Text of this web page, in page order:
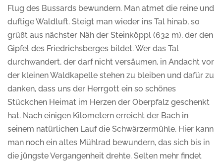
Flug des Bussards bewundern. Man atmet die reine und
duftige Waldluft. Steigt man wieder ins Tal hinab, so
grüßt aus nächster Näh der Steinköppl (632 m), der den
Gipfel des Friedrichsberges bildet. Wer das Tal
durchwandert, der darf nicht versäumen, in Andacht vor
der kleinen Waldkapelle stehen zu bleiben und dafür zu
danken, dass uns der Herrgott ein so schönes
Stückchen Heimat im Herzen der Oberpfalz geschenkt
hat. Nach einigen Kilometern erreicht der Bach in
seinem natürlichen Lauf die Schwärzermühle. Hier kann
man noch ein altes Mühlrad bewundern, das sich bis in
die jüngste Vergangenheit drehte. Selten mehr findet